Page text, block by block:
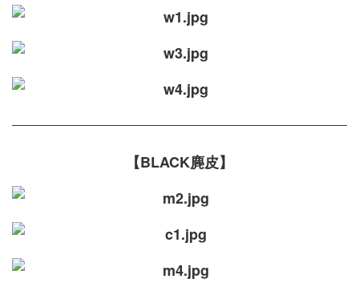
【BLACK麂皮】